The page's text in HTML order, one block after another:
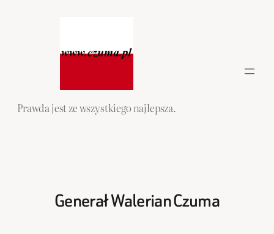
Prawda jest ze wszystkiego najlepsza.
Generał Walerian Czuma